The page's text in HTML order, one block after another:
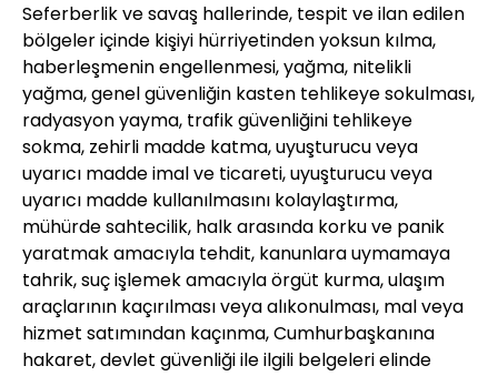
Seferberlik ve savaş hallerinde, tespit ve ilan edilen
bölgeler içinde kişiyi hürriyetinden yoksun kılma,
haberleşmenin engellenmesi, yağma, nitelikli
yağma, genel güvenliğin kasten tehlikeye sokulması,
radyasyon yayma, trafik güvenliğini tehlikeye
sokma, zehirli madde katma, uyuşturucu veya
uyarıcı madde imal ve ticareti, uyuşturucu veya
uyarıcı madde kullanılmasını kolaylaştırma,
mühürde sahtecilik, halk arasında korku ve panik
yaratmak amacıyla tehdit, kanunlara uymamaya
tahrik, suç işlemek amacıyla örgüt kurma, ulaşım
araçlarının kaçırılması veya alıkonulması, mal veya
hizmet satımından kaçınma, Cumhurbaşkanına
hakaret, devlet güvenliği ile ilgili belgeleri elinde